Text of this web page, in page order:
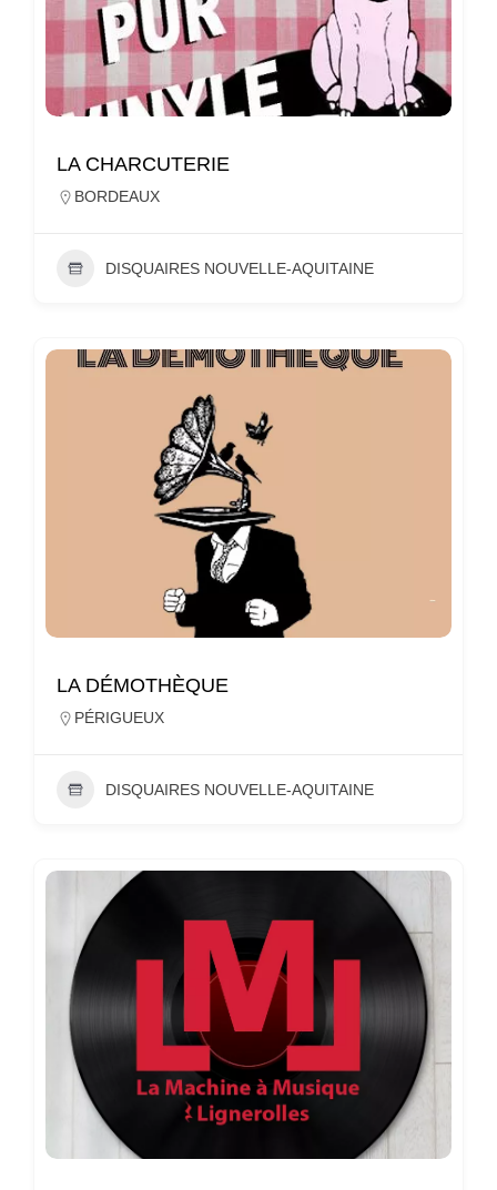
LA CHARCUTERIE
BORDEAUX
DISQUAIRES NOUVELLE-AQUITAINE
LA DÉMOTHÈQUE
PÉRIGUEUX
DISQUAIRES NOUVELLE-AQUITAINE